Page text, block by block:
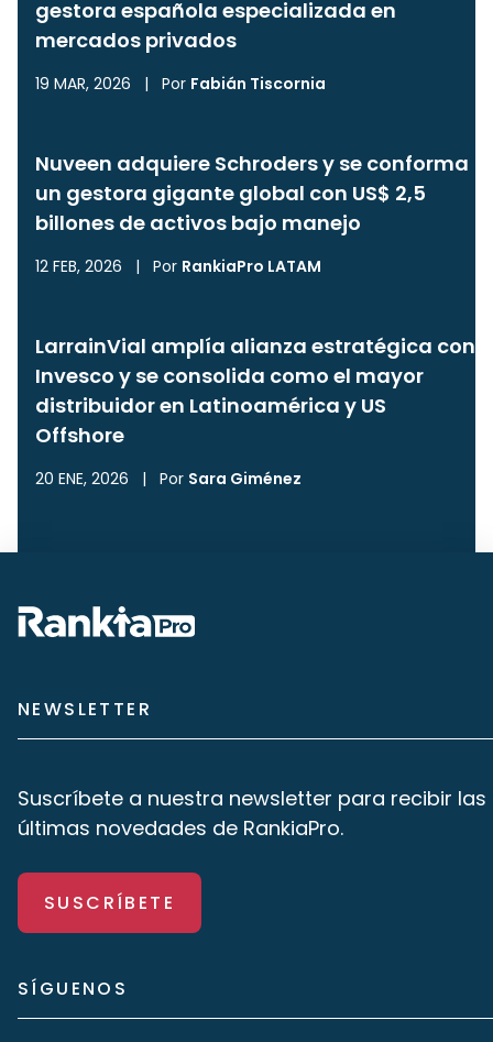
gestora española especializada en
mercados privados
19 MAR, 2026 | Por Fabián Tiscornia
Nuveen adquiere Schroders y se conforma
un gestora gigante global con US$ 2,5
billones de activos bajo manejo
12 FEB, 2026 | Por RankiaPro LATAM
LarrainVial amplía alianza estratégica con
Invesco y se consolida como el mayor
distribuidor en Latinoamérica y US
Offshore
20 ENE, 2026 | Por Sara Giménez
NEWSLETTER
Suscríbete a nuestra newsletter para recibir las
últimas novedades de RankiaPro.
SUSCRÍBETE
SÍGUENOS